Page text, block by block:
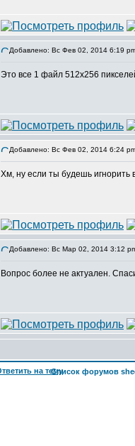
Добавлено: Вс Фев 02, 2014 6:19
Это все 1 файл 512х256
Добавлено: Вс Фев 02, 2014 6:24
Хм, ну если ты будешь игнорить
Добавлено: Вс Мар 02, 2014 3:12
Вопрос более не актуален.
Список форумов